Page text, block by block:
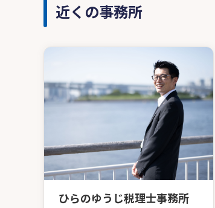
近くの事務所
ひらのゆうじ税理士事務所